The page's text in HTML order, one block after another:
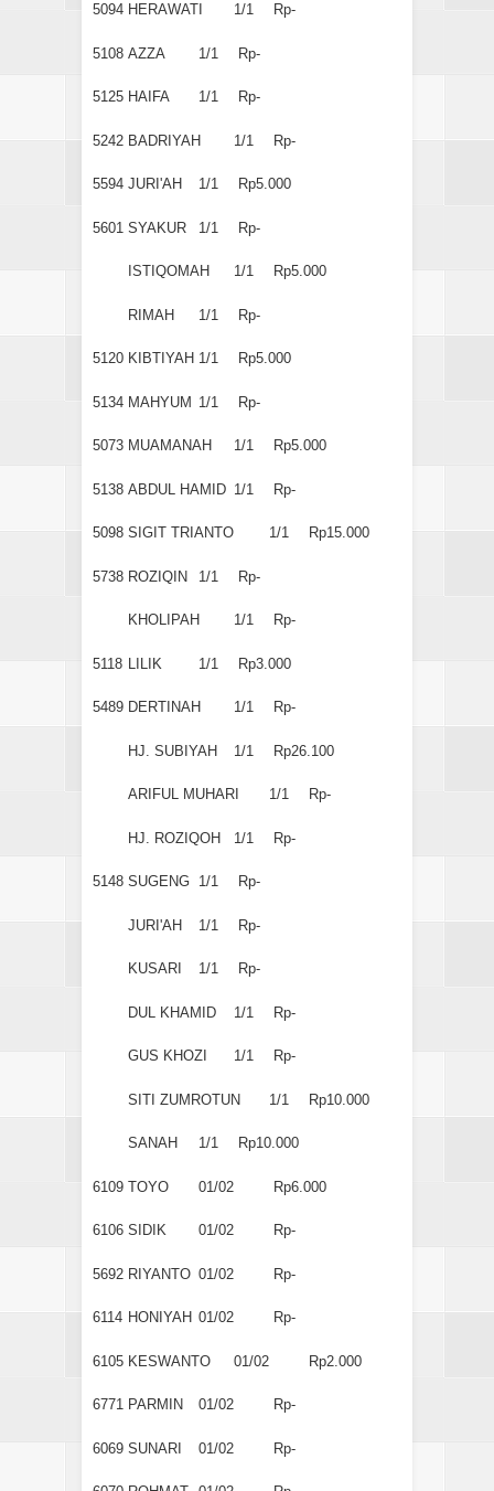
5094 HERAWATI 1/1 Rp-
5108 AZZA 1/1 Rp-
5125 HAIFA 1/1 Rp-
5242 BADRIYAH 1/1 Rp-
5594 JURI'AH 1/1 Rp5.000
5601 SYAKUR 1/1 Rp-
ISTIQOMAH 1/1 Rp5.000
RIMAH 1/1 Rp-
5120 KIBTIYAH 1/1 Rp5.000
5134 MAHYUM 1/1 Rp-
5073 MUAMANAH 1/1 Rp5.000
5138 ABDUL HAMID 1/1 Rp-
5098 SIGIT TRIANTO 1/1 Rp15.000
5738 ROZIQIN 1/1 Rp-
KHOLIPAH 1/1 Rp-
5118 LILIK 1/1 Rp3.000
5489 DERTINAH 1/1 Rp-
HJ. SUBIYAH 1/1 Rp26.100
ARIFUL MUHARI 1/1 Rp-
HJ. ROZIQOH 1/1 Rp-
5148 SUGENG 1/1 Rp-
JURI'AH 1/1 Rp-
KUSARI 1/1 Rp-
DUL KHAMID 1/1 Rp-
GUS KHOZI 1/1 Rp-
SITI ZUMROTUN 1/1 Rp10.000
SANAH 1/1 Rp10.000
6109 TOYO 01/02 Rp6.000
6106 SIDIK 01/02 Rp-
5692 RIYANTO 01/02 Rp-
6114 HONIYAH 01/02 Rp-
6105 KESWANTO 01/02 Rp2.000
6771 PARMIN 01/02 Rp-
6069 SUNARI 01/02 Rp-